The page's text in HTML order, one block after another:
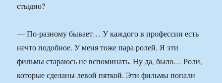
стыдно?
— По-разному бывает… У каждого в профессии есть
нечто подобное. У меня тоже пара ролей. Я эти
фильмы стараюсь не вспоминать. Ну да, было… Роли,
которые сделаны левой пяткой. Эти фильмы попали